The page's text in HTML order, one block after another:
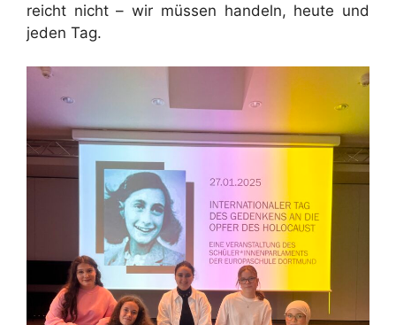
reicht nicht – wir müssen handeln, heute und
jeden Tag.